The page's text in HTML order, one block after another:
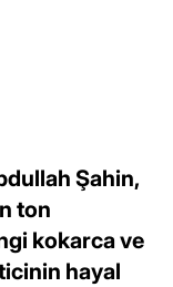
Şahin,
ton
kokarca ve
hayal